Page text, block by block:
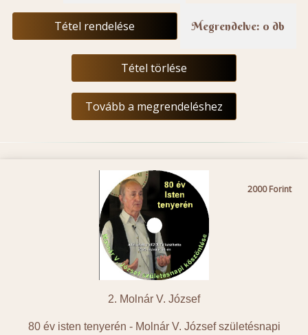
Tétel rendelése Megrendelve: 0 db
Tétel törlése
Tovább a megrendeléshez
2. Molnár V. József
80 év isten tenyerén - Molnár V. József születésnapi
2000